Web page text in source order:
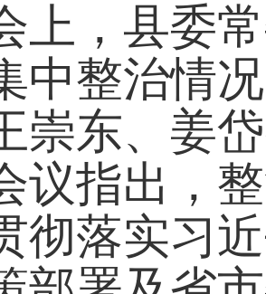
，县委常
中整治情
崇东、姜
指出，整
彻落实习